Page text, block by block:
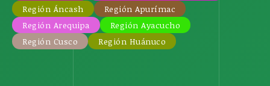
Región Áncash
Región Apurímac
Región Arequipa
Región Ayacucho
Región Cusco
Región Huánuco